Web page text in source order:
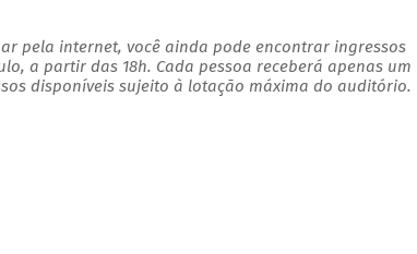
pela internet, você ainda pode encontrar ingressos
a partir das 18h. Cada pessoa receberá apenas um
disponíveis sujeito à lotação máxima do auditório.